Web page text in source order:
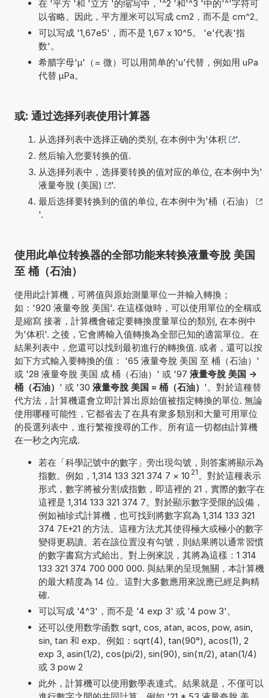
在 '平方 '和 '立方 '的缩写中，'^2 '和'^3 '中的'^'字符可
以省略。因此，平方厘米可以写成 cm2，而不是 cm^2。
可以写成 '1,67e5'，而不是 1,67 x 10^5。 'e'代表'指
数'。
希腊字母'µ'（= 微）可以用简单的'u'代替，例如用 uPa
代替 µPa。
或: 通过选择列表使用计算器
从选择列表中选择正确的类别, 在本例中为'体积
'.
然后输入您要转换的值.
从选择列表中，选择要转换的值对应的单位, 在本例中为'
液量夸脫 (美国)
'.
最后选择要转换到的值的单位, 在本例中为'桶（石油）
'.
使用此单位转换器的全部功能来转换液量夸脫 美国
至 桶（石油）
使用此計算機，可將值與原始測量單位一并輸入轉換；
如：'920 液量夸脫 美国'. 在這樣做時，可以使用單位的全稱或
是縮寫 接著，計算機會確定要轉換度量單位的類別, 在本例中
为'体积'. 之後，它會將輸入值轉換為全部已知的適當單位。在
結果列表中，您還可以找到最初進行的轉換值. 或者，還可以按
如下方式輸入要轉換的值： '65 液量夸脫 美国 至 桶（石油）'
或 '28 液量夸脫 美国 成 桶（石油）' 或 '97 液量夸脫 美国 ->
桶（石油） ' 或 '30 液量夸脫 美国 = 桶（石油） '。對於這種替
代方法，計算機還會立即計算出原始值被指定轉換的單位. 無論
使用哪種可能性，它都省去了在具有衆多類別和大量可用單位
的長選列表中，進行繁複搜尋的工作。所有這一切都由計算機
在一秒之內完成.
若在「科學記號中的數字」旁出現勾號，則答案將顯示為
指數。例如，1,314 133 321 374 7 × 10 21 。對於這種表示
形式，數字將被分割成指數，即這裡的 21，實際的數字在
這裡是 1,314 133 321 374 7。對於顯示數字受限的設備，
例如袖珍式計算機，也可找到將數字寫為 1,314 133 321
374 7E+21 的方法。這種方法尤其使得極大或極小的數字
變得更易讀。若在該位置沒有勾號，則結果將以通常習慣
的數字書寫方式給出。對上例來説，其將為這樣：1 314
133 321 374 700 000 000. 與結果的呈現無關，本計算機
的最大精度為 14 位。這對大多數應用來說應已經足夠精
確.
可以写成 '4^3'，而不是 '4 exp 3' 或 '4 pow 3'。
还可以使用数学函数 sqrt, cos, atan, acos, pow, asin,
sin, tan 和 exp。例如：sqrt(4), tan(90°), acos(1), 2
exp 3, asin(1/2), cos(pi/2), sin(90), sin(π/2), atan(1/4)
或 3 pow 2
此外，計算機可以使用數學表達式。結果就是，不僅可以